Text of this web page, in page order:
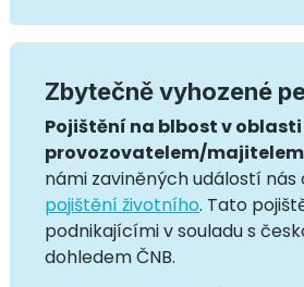
Zbytečně vyhozené
Pojištění na blbost v
provozovatelem/
námi zaviněných událostí
pojištění životního. Tato
podnikajícími v souladu s
dohledem ČNB.